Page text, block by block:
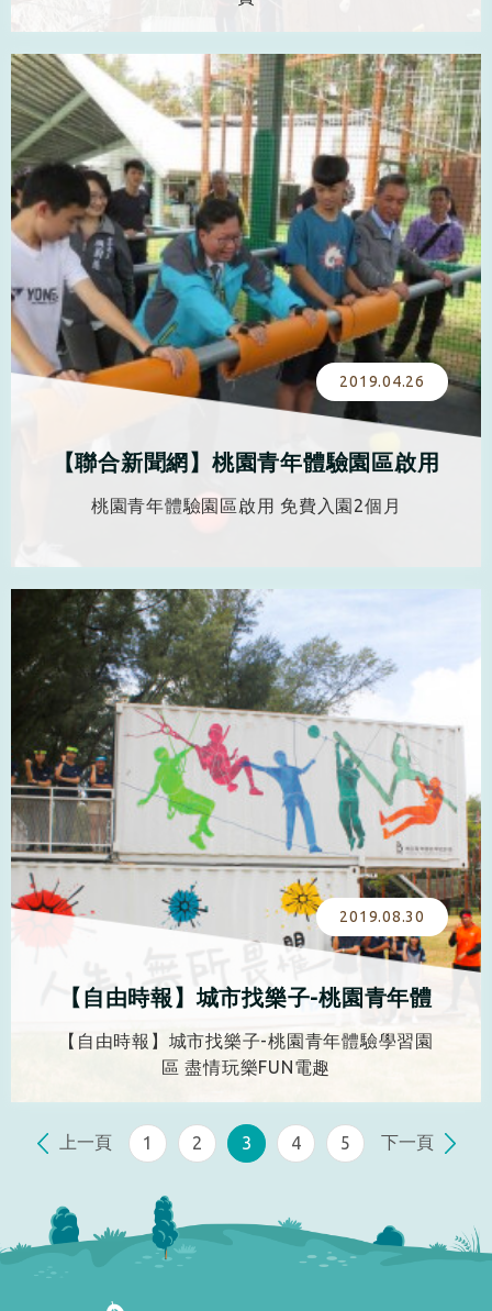
2019.04.26
【聯合新聞網】桃園青年體驗園區啟用
桃園青年體驗園區啟用 免費入園2個月
2019.08.30
【自由時報】城市找樂子-桃園青年體
【自由時報】城市找樂子-桃園青年體驗學習園
區 盡情玩樂FUN電趣
上一頁 1 2 3 4 5 下一頁